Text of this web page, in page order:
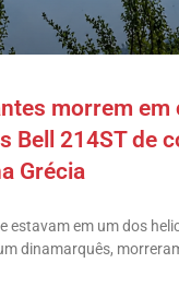
morrem em
Bell 214ST de
Grécia
estavam em um dos
dinamarquês,